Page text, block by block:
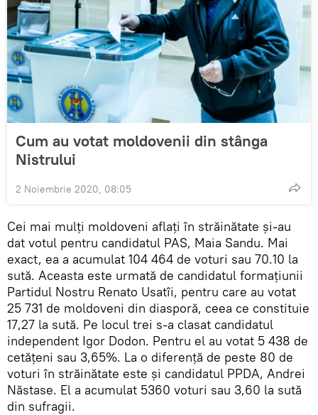
Cum au votat moldovenii din stânga
Nistrului
2 Noiembrie 2020, 08:05
Cei mai mulți moldoveni aflați în străinătate și-au
dat votul pentru candidatul PAS, Maia Sandu. Mai
exact, ea a acumulat 104 464 de voturi sau 70.10 la
sută. Aceasta este urmată de candidatul formațiunii
Partidul Nostru Renato Usatîi, pentru care au votat
25 731 de moldoveni din diasporă, ceea ce constituie
17,27 la sută. Pe locul trei s-a clasat candidatul
independent Igor Dodon. Pentru el au votat 5 438 de
cetățeni sau 3,65%. La o diferență de peste 80 de
voturi în străinătate este și candidatul PPDA, Andrei
Năstase. El a acumulat 5360 voturi sau 3,60 la sută
din sufragii.